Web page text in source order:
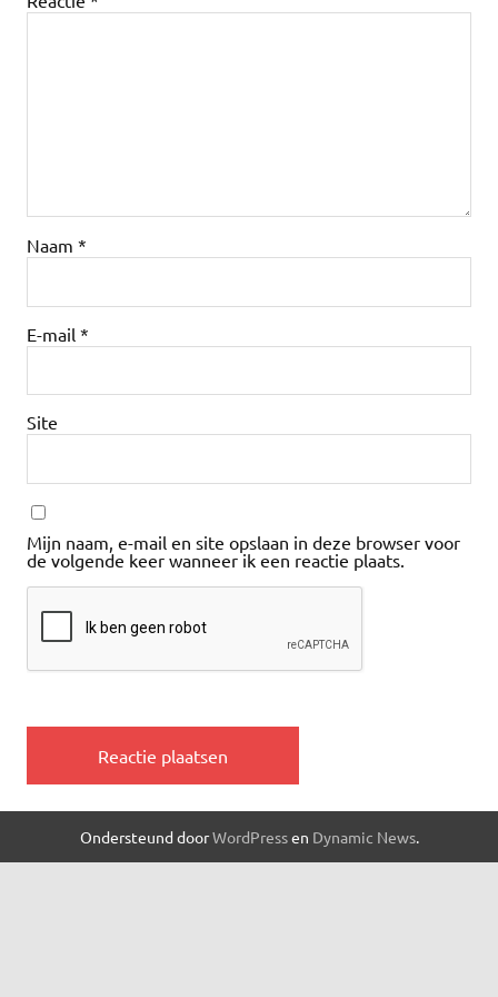
Naam *
E-mail *
Site
Mijn naam, e-mail en site opslaan in deze browser voor
de volgende keer wanneer ik een reactie plaats.
Ondersteund doorWordPressen Dynamic News.